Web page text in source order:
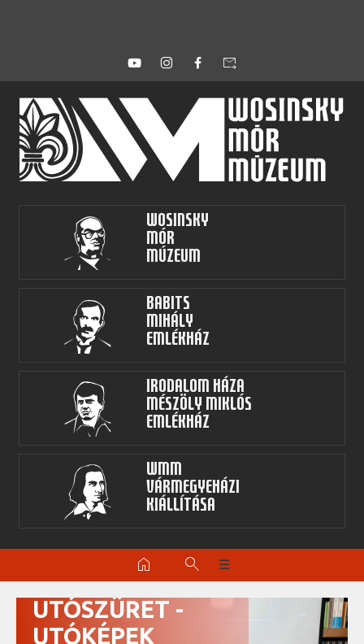
forward_to_inbox
Wosinsky
Mór
Múzeum
Babits
Mihály
Emlékház
Irodalom Háza
Mészöly Miklós
Emlékház
WMM
Vármegyeházi
kiállítása
home search ☰
UTÓSZÜRET -
UTÓKÉPEK